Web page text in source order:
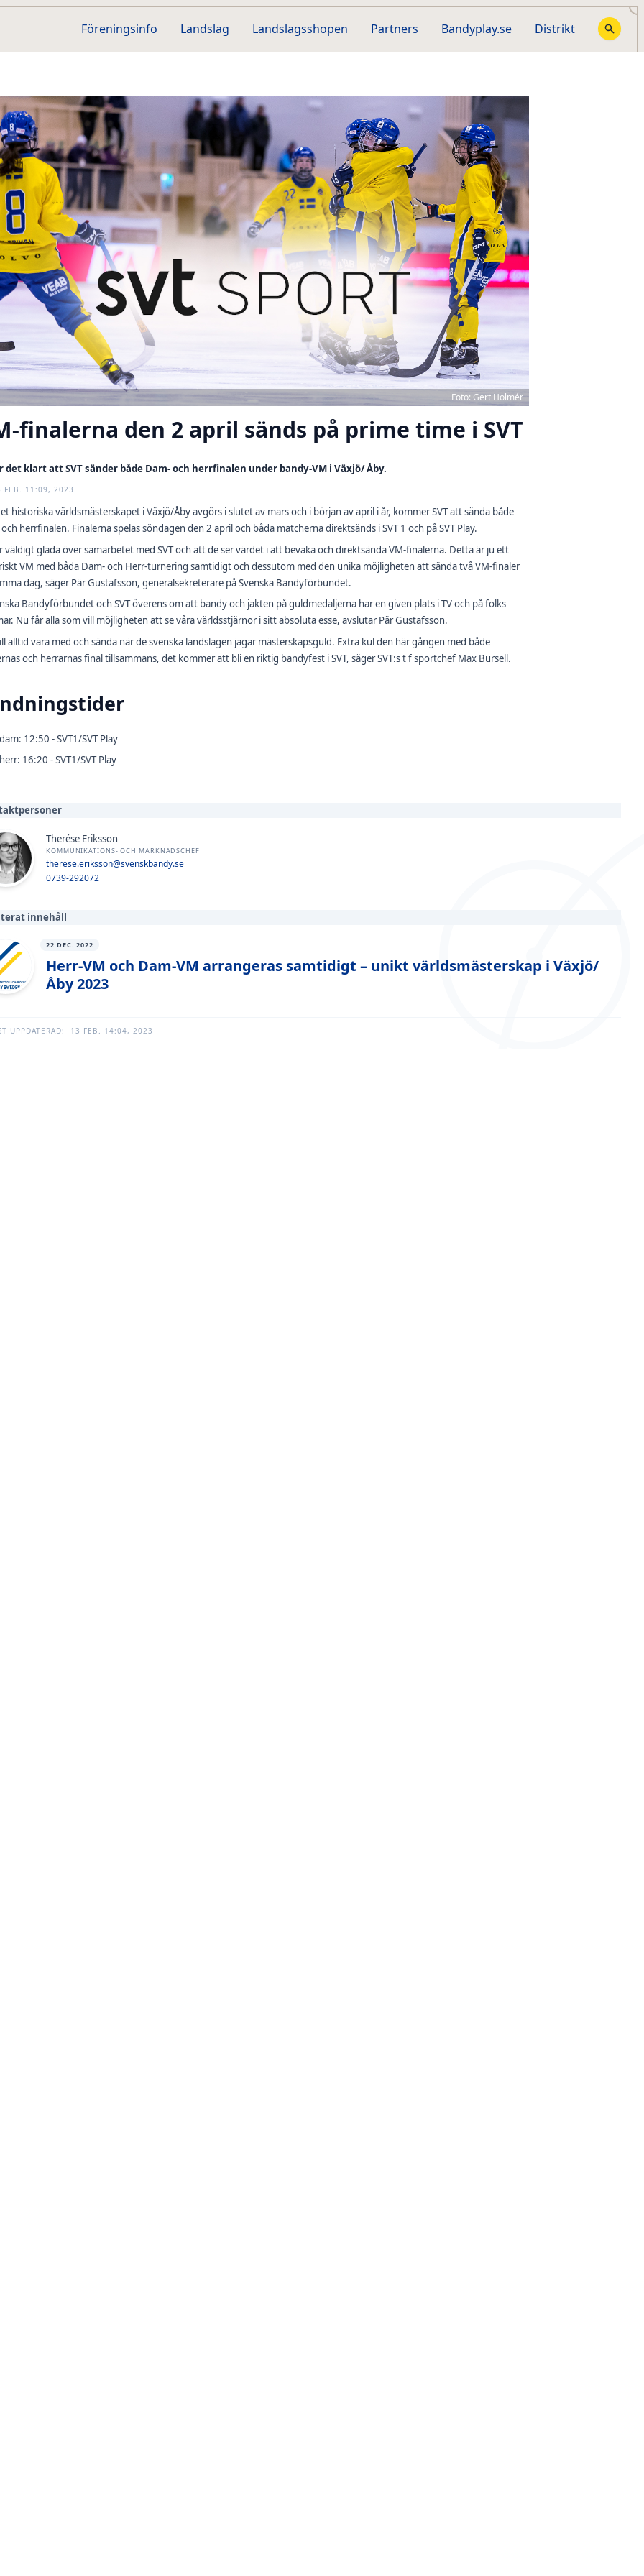
Föreningsinfo Landslag Landslagsshopen Partners Bandyplay.se Distrikt
Foto: Gert Holmér
finalerna den 2 april sänds på prime time i SVT
det klart att SVT sänder både Dam- och herrfinalen under bandy-VM i Växjö/ Åby.
FEB. 11:09, 2023
historiska världsmästerskapet i Växjö/Åby avgörs i slutet av mars och i början av april i år, kommer SVT att sända både
herrfinalen. Finalerna spelas söndagen den 2 april och båda matcherna direktsänds i SVT 1 och på SVT Play.
väldigt glada över samarbetet med SVT och att de ser värdet i att bevaka och direktsända VM-finalerna. Detta är ju ett
VM med båda Dam- och Herr-turnering samtidigt och dessutom med den unika möjligheten att sända två VM-finaler
dag, säger Pär Gustafsson, generalsekreterare på Svenska Bandyförbundet.
Bandyförbundet och SVT överens om att bandy och jakten på guldmedaljerna har en given plats i TV och på folks
Nu får alla som vill möjligheten att se våra världsstjärnor i sitt absoluta esse, avslutar Pär Gustafsson.
alltid vara med och sända när de svenska landslagen jagar mästerskapsguld. Extra kul den här gången med både
och herrarnas final tillsammans, det kommer att bli en riktig bandyfest i SVT, säger SVT:s t f sportchef Max Bursell.
12:50 - SVT1/SVT Play
16:20 - SVT1/SVT Play
Therése Eriksson
KOMMUNIKATIONS- OCH MARKNADSCHEF
therese.eriksson@svenskbandy.se
0739-292072
innehåll
22 DEC. 2022
Herr-VM och Dam-VM arrangeras samtidigt – unikt världsmästerskap i Växjö/
Åby 2023
UPPDATERAD: 13 FEB. 14:04, 2023